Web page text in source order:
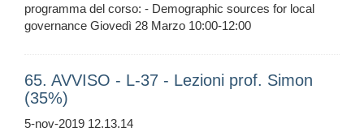
programma del corso: - Demographic sources for local
governance Giovedì 28 Marzo 10:00-12:00
65. AVVISO - L-37 - Lezioni prof. Simon
(35%)
5-nov-2019 12.13.14